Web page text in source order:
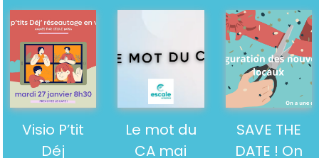
Visio P’tit
Déj
Le mot du
CA mai
SAVE THE
DATE ! On